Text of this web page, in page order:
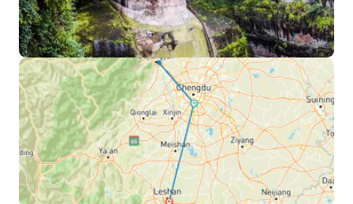
dem Auto zum
lange gedauert,
einzige
erreichen. Dank
meinen Flug aus
verpasst. Ich glaube, der Grund,
warum Sichuan
für uns tun
kleines
auf die Region
hat. Ihr kleines